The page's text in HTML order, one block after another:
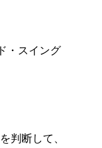
・スイング
判断して、